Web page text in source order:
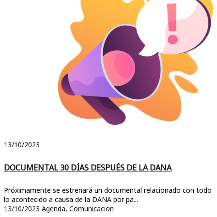
13/10/2023
DOCUMENTAL 30 DÍAS DESPUÉS DE LA DANA
Próximamente se estrenará un documental relacionado con todo
lo acontecido a causa de la DANA por pa...
13/10/2023 Agenda, Comunicacion